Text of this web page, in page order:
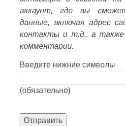
аккаунт, где вы
данные, включая адрес
контакты и т.д., а также
комментарии.
Введите нижние символы
(обязательно)
Отправить